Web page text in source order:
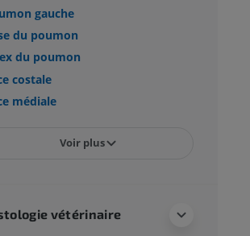
gauche
du poumon
du poumon
costale
médiale
Voir plus
vétérinaire